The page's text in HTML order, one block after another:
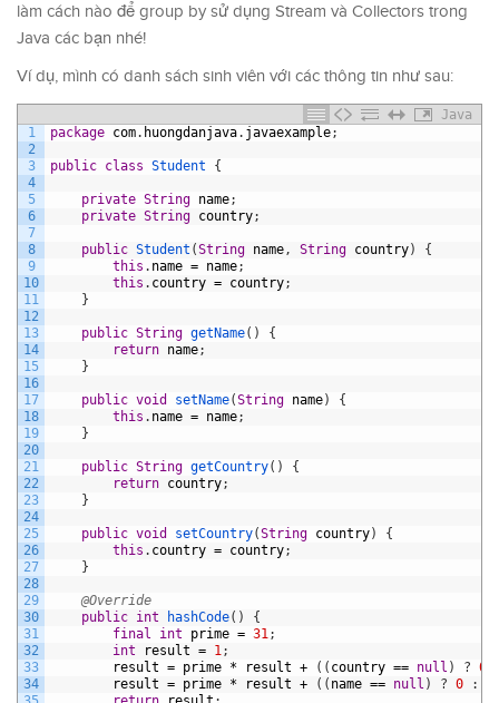
làm cách nào để group by sử dụng Stream và Collectors trong
Java các bạn nhé!
Ví dụ, mình có danh sách sinh viên với các thông tin như sau:
Java
1
2
3
4
5
6
7
8
9
10
11
12
13
14
15
16
17
18
19
20
21
22
23
24
25
26
27
28
29
30
31
32
33
34
package com. huongdanjava. javaexample;
public class Student {
private String name;
private String country;
public Student (String name , String country)
{
this . name = name;
this . country = country;
}
public String getName( )
{
return name;
}
public void setName(String name)
{
this . name = name;
}
public String getCountry( )
{
return country;
}
public void setCountry(String country)
{
this . country = country;
}
@Override
public int hashCode( )
{
final
int prime = 31 ;
int
result = 1 ;
result = prime * result + ( ( country == null ) ? 0
result = prime * result + ( ( name == null ) ? 0 :